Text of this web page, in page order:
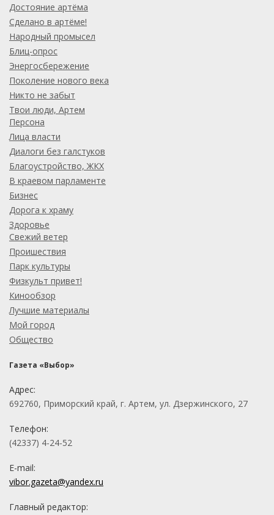
Достояние артёма
Сделано в артёме!
Народный промысел
Блиц-опрос
Энергосбережение
Поколение нового века
Никто не забыт
Твои люди, Артем
Персона
Лица власти
Диалоги без галстуков
Благоустройство, ЖКХ
В краевом парламенте
Бизнес
Дорога к храму
Здоровье
Свежий ветер
Проишествия
Парк культуры
Физкульт привет!
Кинообзор
Лучшие материалы
Мой город
Общество
Газета «Выбор»
Адрес:
692760, Приморский край, г. Артем, ул. Дзержинского, 27
Телефон:
(42337) 4-24-52
E-mail:
vibor.gazeta@yandex.ru
Главный редактор: